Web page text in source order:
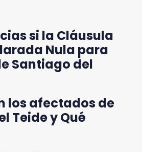
si la Cláusula
Nula para
Santiago del
los afectados de
Teide y Qué